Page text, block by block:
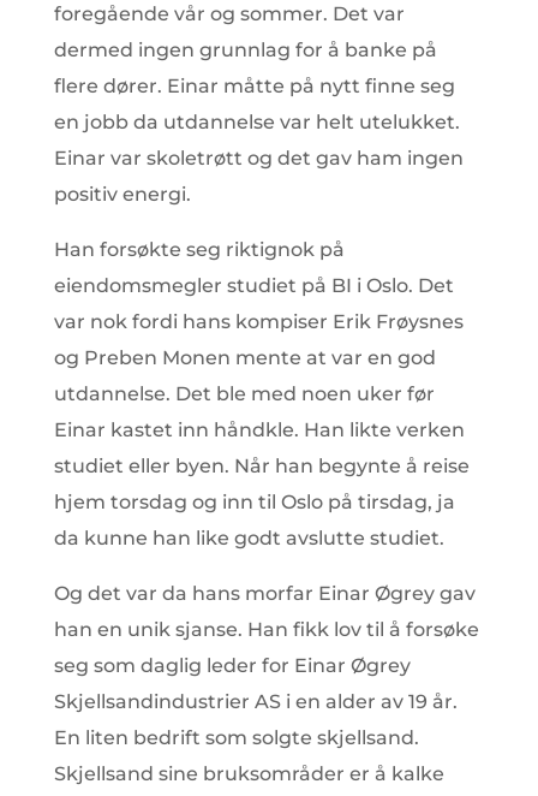
foregående vår og sommer. Det var
dermed ingen grunnlag for å banke på
flere dører. Einar måtte på nytt finne seg
en jobb da utdannelse var helt utelukket.
Einar var skoletrøtt og det gav ham ingen
positiv energi.
Han forsøkte seg riktignok på
eiendomsmegler studiet på BI i Oslo. Det
var nok fordi hans kompiser Erik Frøysnes
og Preben Monen mente at var en god
utdannelse. Det ble med noen uker før
Einar kastet inn håndkle. Han likte verken
studiet eller byen. Når han begynte å reise
hjem torsdag og inn til Oslo på tirsdag, ja
da kunne han like godt avslutte studiet.
Og det var da hans morfar Einar Øgrey gav
han en unik sjanse. Han fikk lov til å forsøke
seg som daglig leder for Einar Øgrey
Skjellsandindustrier AS i en alder av 19 år.
En liten bedrift som solgte skjellsand.
Skjellsand sine bruksområder er å kalke